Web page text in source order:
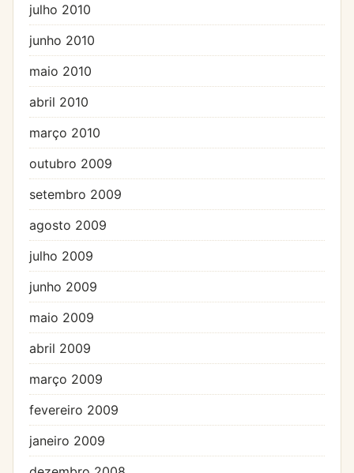
julho 2010
junho 2010
maio 2010
abril 2010
março 2010
outubro 2009
setembro 2009
agosto 2009
julho 2009
junho 2009
maio 2009
abril 2009
março 2009
fevereiro 2009
janeiro 2009